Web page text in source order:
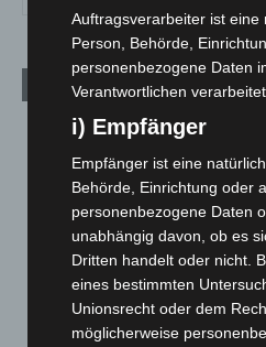
Aktuelle Beiträge
Niedersachsen:
7. August 2026
Hannover: Erste Tigermücken-
entdeckt
7. August 2026
Brand im „Haus der
eingedämmt
Auftragsverarbeiter ist
Person, Behörde,
personenbezogene Daten
Verantwortlichen
i) Empfänger
Empfänger ist eine
Behörde, Einrichtung oder
personenbezogene Daten
unabhängig davon, ob es
Dritten handelt oder nicht.
eines bestimmten
Unionsrecht oder dem
möglicherweise